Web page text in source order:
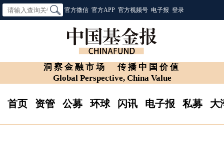
官方微信 官方APP 官方视频号 电子报 登录
洞察金融市场
传播中国价值
Global Perspective, China Value
首页 资管 公募 环球 闪讯 电子报 私募 大